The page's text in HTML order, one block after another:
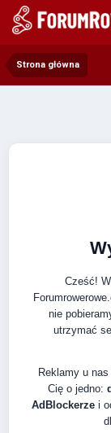
Strona główna
Cześć!
nie
utrzymać
Reklamy u
Cię o jedno:
AdBlockerze i